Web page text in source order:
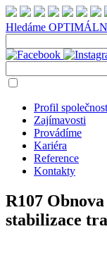
Hledáme
Profil
Zajímavosti
Provádíme
Kariéra
Reference
Kontakty
R107
stabilizace